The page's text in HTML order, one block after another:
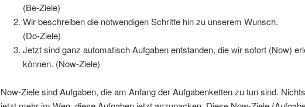
(Be-Ziele)
Wir beschreiben die notwendigen Schritte hin zu unserem Wunsch.
(Do-Ziele)
Jetzt sind ganz automatisch Aufgaben entstanden, die wir sofort (Now)
können. (Now-Ziele)
Now-Ziele sind Aufgaben, die am Anfang der Aufgabenketten zu tun sind.